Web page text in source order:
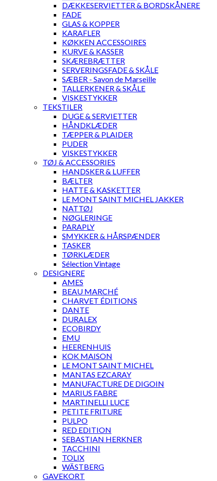
DÆKKESERVIETTER & BORDSKÅNERE
FADE
GLAS & KOPPER
KARAFLER
KØKKEN ACCESSOIRES
KURVE & KASSER
SKÆREBRÆTTER
SERVERINGSFADE & SKÅLE
SÆBER - Savon de Marseille
TALLERKENER & SKÅLE
VISKESTYKKER
TEKSTILER
DUGE & SERVIETTER
HÅNDKLÆDER
TÆPPER & PLAIDER
PUDER
VISKESTYKKER
TØJ & ACCESSORIES
HANDSKER & LUFFER
BÆLTER
HATTE & KASKETTER
LE MONT SAINT MICHEL JAKKER
NATTØJ
NØGLERINGE
PARAPLY
SMYKKER & HÅRSPÆNDER
TASKER
TØRKLÆDER
Sélection Vintage
DESIGNERE
AMES
BEAU MARCHÉ
CHARVET ÉDITIONS
DANTE
DURALEX
ECOBIRDY
EMU
HEERENHUIS
KOK MAISON
LE MONT SAINT MICHEL
MANTAS EZCARAY
MANUFACTURE DE DIGOIN
MARIUS FABRE
MARTINELLI LUCE
PETITE FRITURE
PULPO
RED EDITION
SEBASTIAN HERKNER
TACCHINI
TOLIX
WÄSTBERG
GAVEKORT